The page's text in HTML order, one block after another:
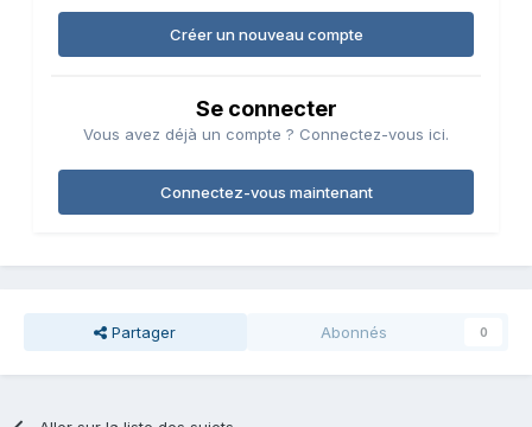
Créer un nouveau compte
Se connecter
Vous avez déjà un compte ? Connectez-vous ici.
Connectez-vous maintenant
Partager Abonnés 0